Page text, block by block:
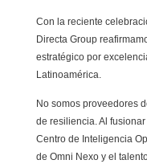
Con la reciente
Directa Group
estratégico por
Latinoamérica.
No somos proveedores
de resiliencia. Al
Centro de Inteligencia
de Omni Nexo y el